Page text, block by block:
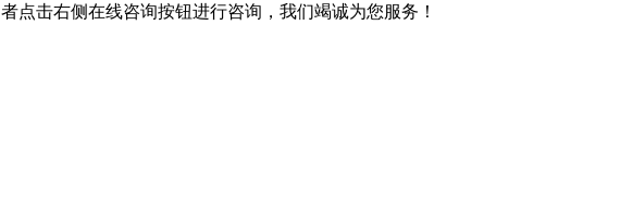
者点击右侧在线咨询按钮进行咨询，我们竭诚为您服务！